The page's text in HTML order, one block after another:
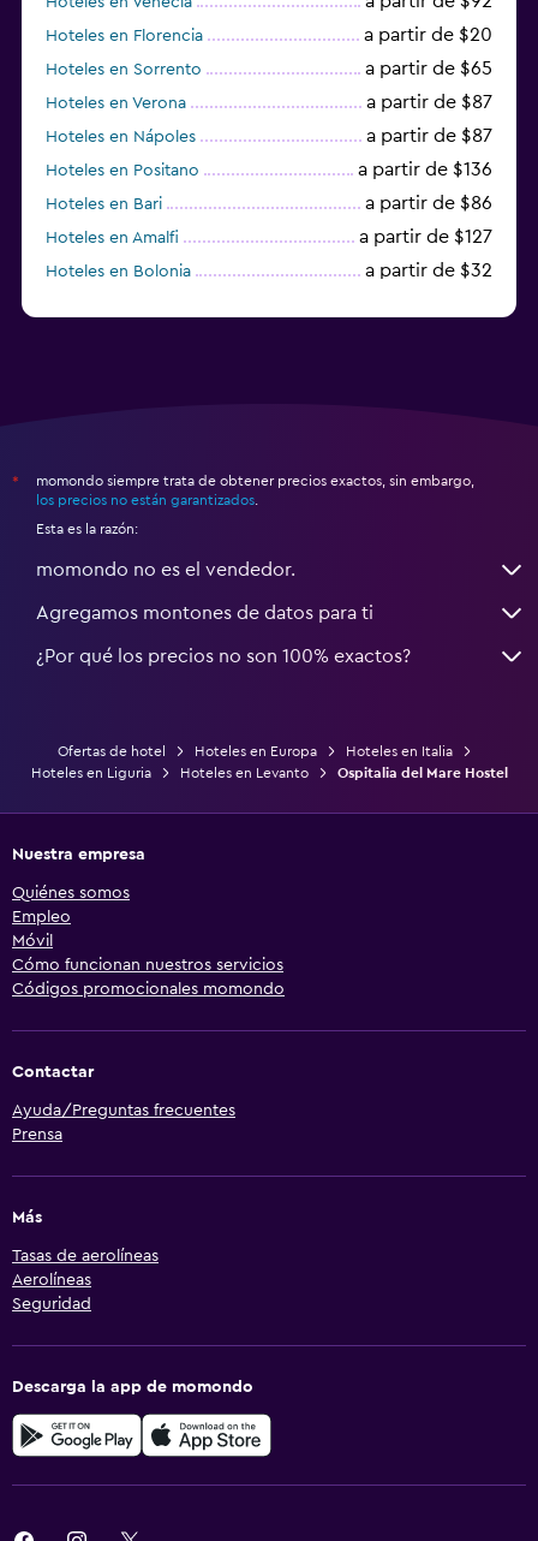
Hoteles en Florencia a partir de $20
Hoteles en Sorrento a partir de $65
Hoteles en Verona a partir de $87
Hoteles en Nápoles a partir de $87
Hoteles en Positano a partir de $136
Hoteles en Bari a partir de $86
Hoteles en Amalfi a partir de $127
Hoteles en Bolonia a partir de $32
*
momondo siempre trata de obtener precios exactos, sin embargo,
los precios no están garantizados
Esta es la razón:
momondo no es el vendedor.
Agregamos montones de datos para ti
¿Por qué los precios no son 100% exactos?
Ofertas de hotel Hoteles en Europa
Hoteles en Italia
Hoteles en Liguria
Hoteles en Levanto Ospitalia del Mare Hostel
Nuestra empresa
Quiénes somos
Empleo
Móvil
Cómo funcionan nuestros servicios
Códigos promocionales momondo
Contactar
Ayuda/Preguntas frecuentes
Prensa
Más
Tasas de aerolíneas
Aerolíneas
Seguridad
Descarga la app de momondo